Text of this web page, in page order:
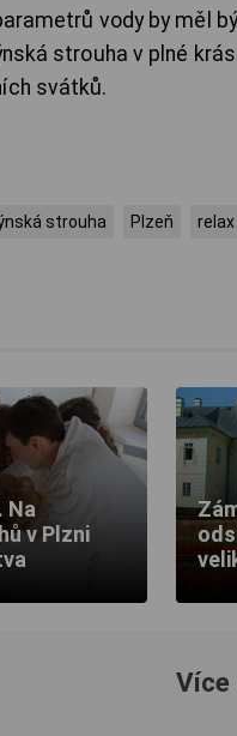
vody by měl
strouha v plné
svátků.
strouha Plzeň relax
Na
v Plzni
Více